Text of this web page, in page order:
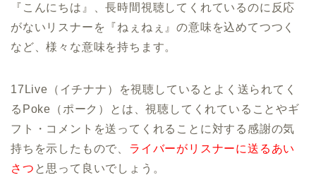
『こんにちは』、長時間視聴してくれているのに反応
がないリスナーを『ねぇねぇ』の意味を込めてつつく
など、様々な意味を持ちます。
17Live（イチナナ）を視聴しているとよく送られてく
るPoke（ポーク）とは、視聴してくれていることやギ
フト・コメントを送ってくれることに対する感謝の気
持ちを示したもので、 ライバーがリスナーに送るあい
さつ と思って良いでしょう。